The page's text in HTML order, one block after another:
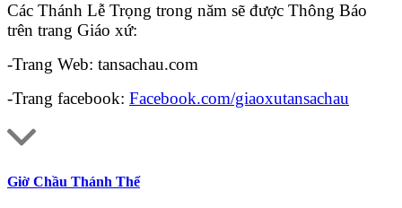
Các Thánh Lễ Trọng trong năm sẽ được Thông Báo
trên trang Giáo xứ:
-Trang Web: tansachau.com
-Trang facebook: Facebook.com/giaoxutansachau
Giờ Chầu Thánh Thể